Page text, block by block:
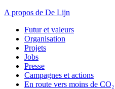
A propos de De Lijn
Futur et valeurs
Organisation
Projets
Jobs
Presse
Campagnes et actions
En route vers moins de CO₂